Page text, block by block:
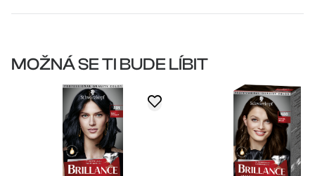
MOŽNÁ SE TI BUDE LÍBIT